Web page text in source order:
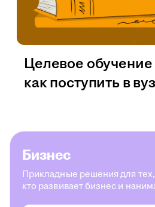
Целевое
как поступить в вуз
Бизнес
Прикладные решения для тех,
кто развивает бизнес и